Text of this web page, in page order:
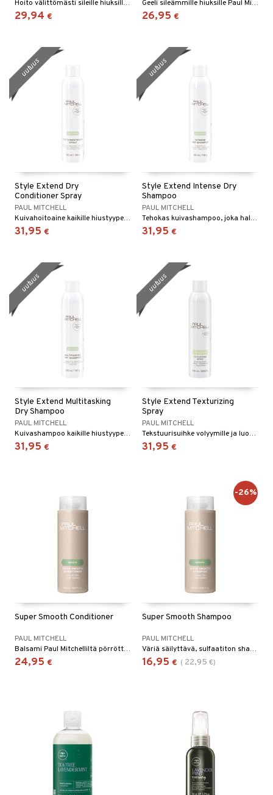
Hoito välittömästi sileille hiuksille - Paul Mitchelliltä
29,94 €
Geeli sileämmille hiuksille Paul Mitchelliltä.
26,95 €
Style Extend Dry
Conditioner Spray
PAUL MITCHELL
Kuivahoitoaine kaikille hiustyypeille, jossa on lämmin, gourmand-tuoksu.
31,95 €
uutuus
Style Extend Intense Dry
Shampoo
PAUL MITCHELL
Tehokas kuivashampoo, joka hallitsee öljyisyyttä tehokkaasti.
31,95 €
uutuus
Style Extend Multitasking
Dry Shampoo
PAUL MITCHELL
Kuivashampoo kaikille hiustyypeille, jossa on gourmand-tuoksu.
31,95 €
uutuus
Style Extend Texturizing
Spray
PAUL MITCHELL
Tekstuurisuihke volyymille ja luonnolliselle viimeistelylle
31,95 €
uutuus
Super Smooth Conditioner
PAUL MITCHELL
Balsami Paul Mitchelliltä pörröttömille hiuksille.
24,95 €
Super Smooth Shampoo
PAUL MITCHELL
Väriä säilyttävä, sulfaatiton shampoo pörröisille hiuksille.
16,95 € ( 22,95 €)
-26%